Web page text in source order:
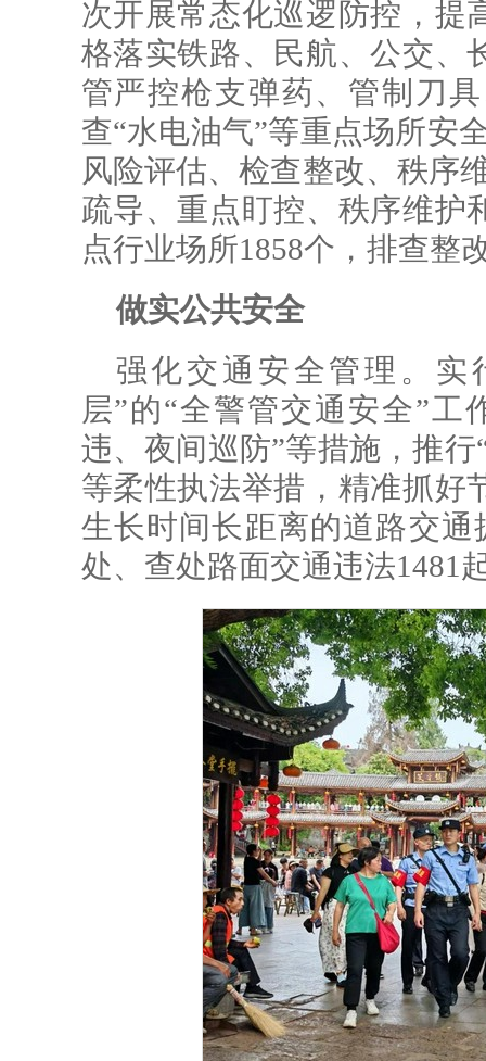
次开展常态化巡逻防控，提
格落实铁路、民航、公交、
管严控枪支弹药、管制刀
查“水电油气”等重点场所安
风险评估、检查整改、秩序
疏导、重点盯控、秩序维护
点行业场所1858个，排查整
做实公共安全
强化交通安全管理。实
层”的“全警管交通安全”工
违、夜间巡防”等措施，推
等柔性执法举措，精准抓好
生长时间长距离的道路交
处、查处路面交通违法1481